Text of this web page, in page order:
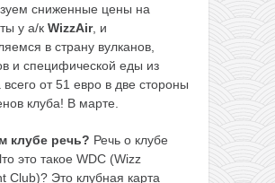
сниженные цены на
у а/к WizzAir, и
в страну вулканов,
и специфической еды из
от 51 евро в две стороны
клуба! В марте.
клубе речь? Речь о клубе
это такое WDC (Wizz
Club)? Это клубная карта